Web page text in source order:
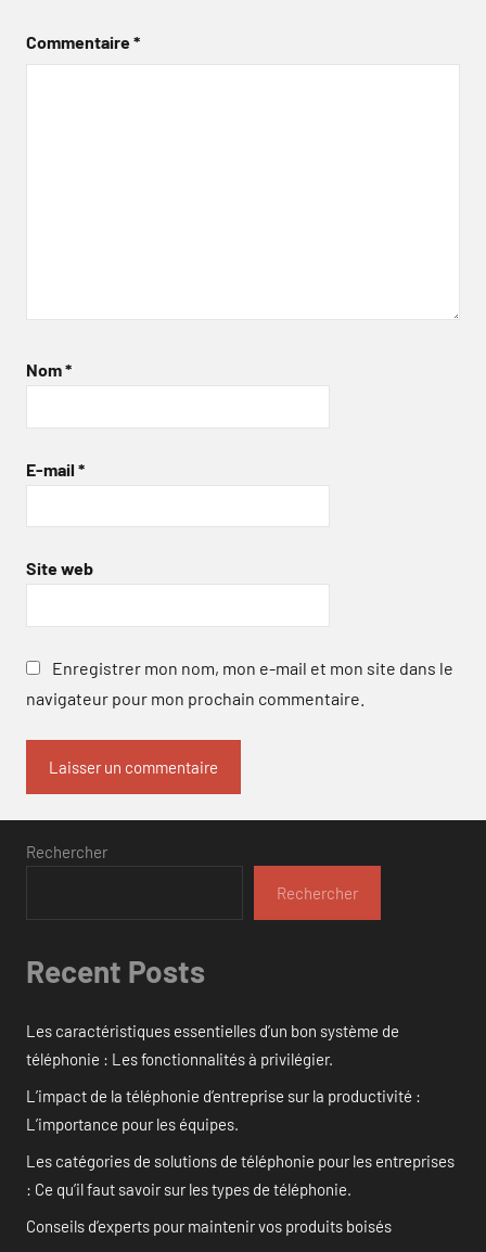
Commentaire*
Nom*
E-mail *
Site web
Enregistrer mon nom, mon e-mail et mon site dans le
navigateur pour mon prochain commentaire.
Rechercher
Rechercher
Recent Posts
Les caractéristiques essentielles d’un bon système de
téléphonie : Les fonctionnalités à privilégier.
L’impact de la téléphonie d’entreprise sur la productivité :
L’importance pour les équipes.
Les catégories de solutions de téléphonie pour les entreprises
: Ce qu’il faut savoir sur les types de téléphonie.
Conseils d’experts pour maintenir vos produits boisés